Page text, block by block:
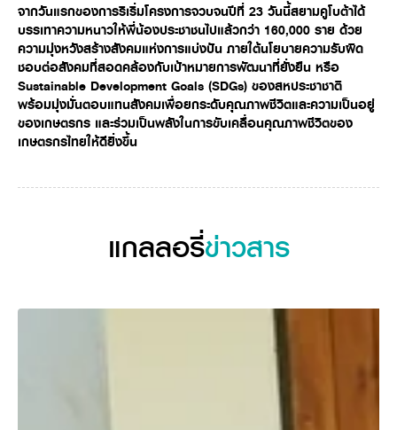
จากวันแรกของการริเริ่มโครงการจวบจนปีที่ 23 วันนี้สยามคูโบต้าได้
บรรเทาความหนาวให้พี่น้องประชาชนไปแล้วกว่า 160,000 ราย ด้วย
ความมุ่งหวังสร้างสังคมแห่งการแบ่งปัน ภายใต้นโยบายความรับผิด
ชอบต่อสังคมที่สอดคล้องกับเป้าหมายการพัฒนาที่ยั่งยืน หรือ
Sustainable Development Goals (SDGs) ของสหประชาชาติ
พร้อมมุ่งมั่นตอบแทนสังคมเพื่อยกระดับคุณภาพชีวิตและความเป็นอยู่
ของเกษตรกร และร่วมเป็นพลังในการขับเคลื่อนคุณภาพชีวิตของ
เกษตรกรไทยให้ดียิ่งขึ้น
แกลลอรี่ข่าวสาร